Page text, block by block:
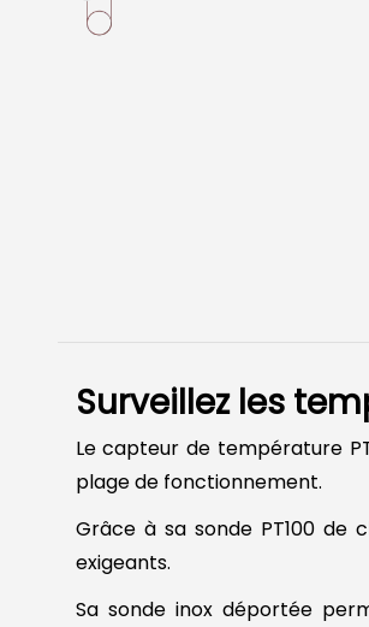
Surveillez les
Le capteur de température
plage de fonctionnement.
Grâce à sa sonde PT100 de
exigeants.
Sa sonde inox déportée